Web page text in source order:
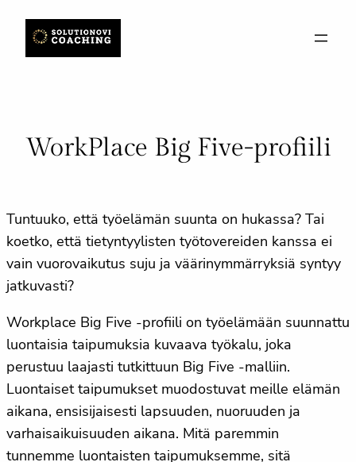
Siirry
sisältöön
WorkPlace Big Five-profiili
Tuntuuko, että työelämän suunta on hukassa? Tai
koetko, että tietyntyylisten työtovereiden kanssa ei
vain vuorovaikutus suju ja väärinymmärryksiä syntyy
jatkuvasti?
Workplace Big Five -profiili on työelämään suunnattu
luontaisia taipumuksia kuvaava työkalu, joka
perustuu laajasti tutkittuun Big Five -malliin.
Luontaiset taipumukset muodostuvat meille elämän
aikana, ensisijaisesti lapsuuden, nuoruuden ja
varhaisaikuisuuden aikana. Mitä paremmin
tunnemme luontaisten taipumuksemme, sitä